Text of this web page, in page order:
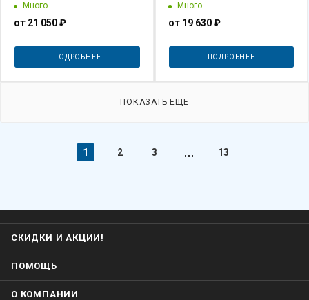
Много
от 21 050 ₽
ПОДРОБНЕЕ
Много
от 19 630 ₽
ПОДРОБНЕЕ
ПОКАЗАТЬ ЕЩЕ
1 2 3 13
СКИДКИ И АКЦИИ!
ПОМОЩЬ
О КОМПАНИИ